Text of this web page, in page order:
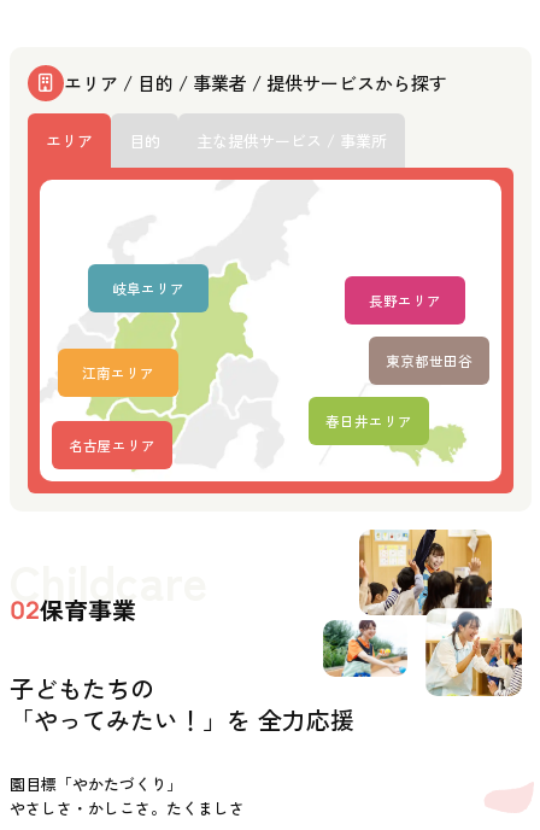
エリア / 目的 / 事業者 / 提供サービスから探す
エリア 目的 主な提供サービス / 事業所
名古屋エリア
江南エリア
春日井エリア
岐阜エリア
長野エリア
東京都世田谷
Childcare
02保育事業
子どもたちの
「やってみたい！」を 全力応援
園目標「やかたづくり」
やさしさ・かしこさ。たくましさ